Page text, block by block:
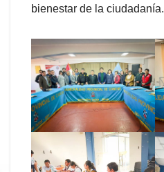
bienestar de la ciudadanía.